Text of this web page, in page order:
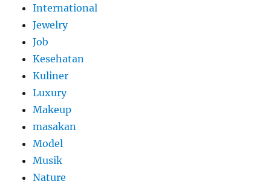
International
Jewelry
Job
Kesehatan
Kuliner
Luxury
Makeup
masakan
Model
Musik
Nature